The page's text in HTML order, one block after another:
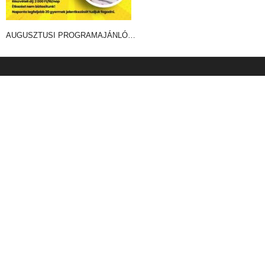
AUGUSZTUSI PROGRAMAJÁNLÓ…